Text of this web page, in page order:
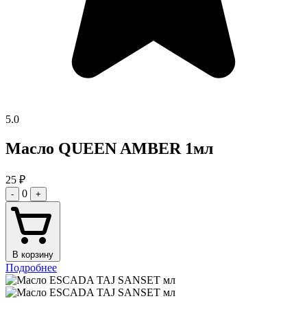
5.0
Масло QUEEN AMBER 1мл
25 ₽
- 0 +
В корзину
Подробнее